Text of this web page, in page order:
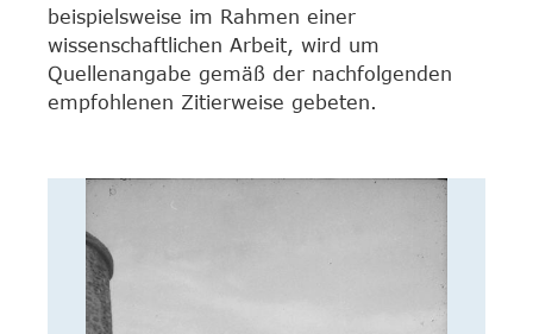
beispielsweise im Rahmen einer
wissenschaftlichen Arbeit, wird um
Quellenangabe gemäß der nachfolgenden
empfohlenen Zitierweise gebeten.